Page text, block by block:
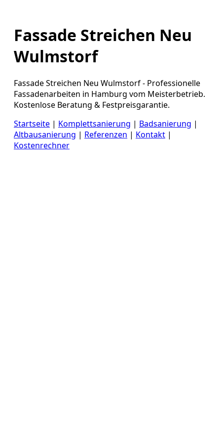
Fassade Streichen Neu
Wulmstorf
Fassade Streichen Neu Wulmstorf - Professionelle
Fassadenarbeiten in Hamburg vom Meisterbetrieb.
Kostenlose Beratung & Festpreisgarantie.
Startseite | Komplettsanierung | Badsanierung |
Altbausanierung | Referenzen | Kontakt |
Kostenrechner